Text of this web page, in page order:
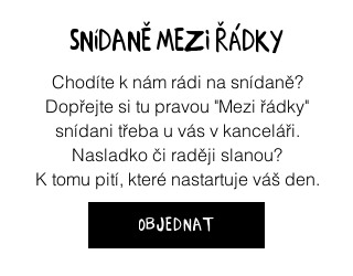
snídaně mezi řádky
Chodíte k nám rádi na snídaně?
Dopřejte si tu pravou "Mezi řádky"
snídani třeba u vás v kanceláři.
Nasladko či raději slanou?
K tomu pití, které nastartuje váš den.
objednat